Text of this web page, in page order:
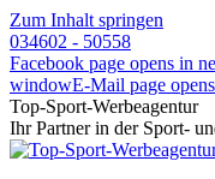
Zum Inhalt springen
034602 - 50558
Facebook page opens in
windowE-Mail page
Top-Sport-Werbeagentur
Ihr Partner in der Sport-